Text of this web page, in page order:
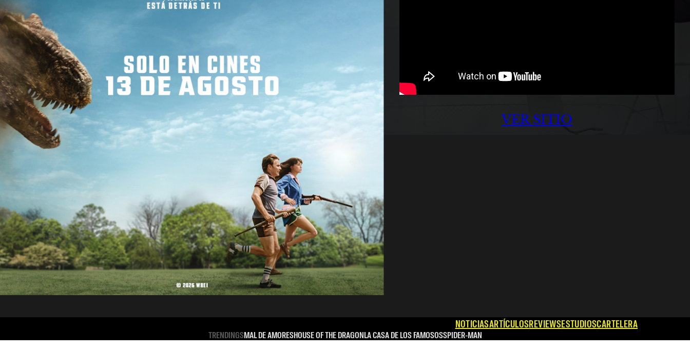
VER SITIO
NOTICIASARTÍCULOSREVIEWSESTUDIOSCARTELERA
TRENDINGSMAL DE AMORESHOUSE OF THE DRAGONLA CASA DE LOS FAMOSOSSPIDER-MAN